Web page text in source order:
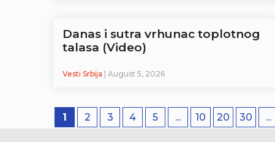
Danas i sutra vrhunac toplotnog
talasa (Video)
Vesti Srbija | August 5, 2026
1 2 3 4 5 ... 10 20 30 ...